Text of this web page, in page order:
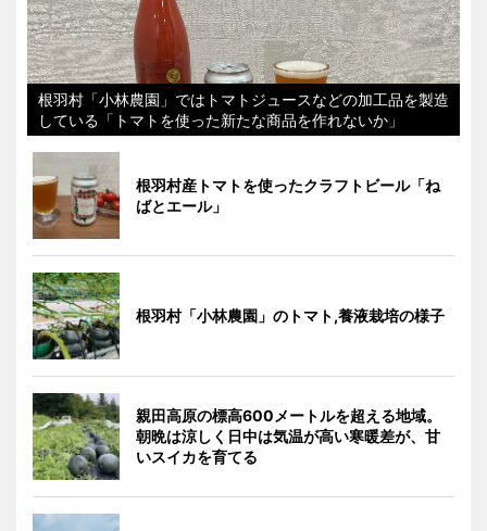
根羽村「小林農園」ではトマトジュースなどの加工品を製造
している「トマトを使った新たな商品を作れないか」
根羽村産トマトを使ったクラフトビール「ね
ばとエール」
根羽村「小林農園」のトマト,養液栽培の様子
親田高原の標高600メートルを超える地域。
朝晩は涼しく日中は気温が高い寒暖差が、甘
いスイカを育てる